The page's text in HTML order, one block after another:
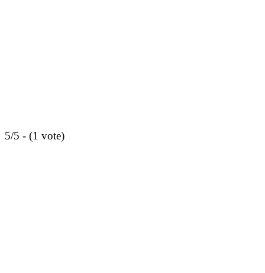
5/5 - (1 vote)